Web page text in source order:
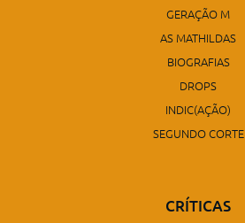
GERAÇÃO M
AS MATHILDAS
BIOGRAFIAS
DROPS
INDIC(AÇÃO)
SEGUNDO CORTE
CRÍTICAS